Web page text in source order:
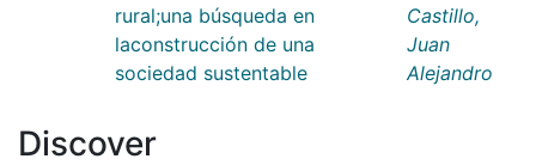
rural;una búsqueda en
laconstrucción de una
sociedad sustentable
Castillo,
Juan
Alejandro
Discover